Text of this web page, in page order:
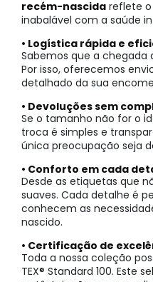
recém-nascida reflete
inabalável com a saúde
• Logística rápida e
Sabemos que a chegada
Por isso, oferecemos
detalhado da sua
• Devoluções sem
Se o tamanho não for o
troca é simples e
única preocupação seja
• Conforto em cada
Desde as etiquetas que
suaves. Cada detalhe é
conhecem as
nascido.
• Certificação de
Toda a nossa coleção
TEX® Standard 100. Este